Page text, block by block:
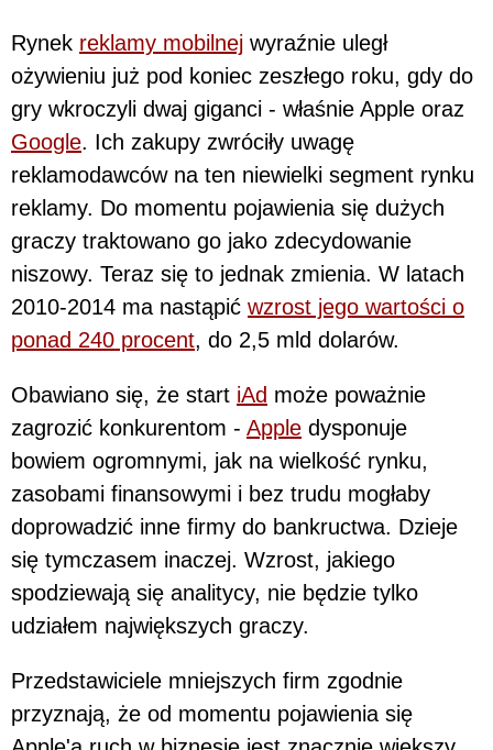
Rynek reklamy mobilnej wyraźnie uległ
ożywieniu już pod koniec zeszłego roku, gdy do
gry wkroczyli dwaj giganci - właśnie Apple oraz
Google. Ich zakupy zwróciły uwagę
reklamodawców na ten niewielki segment rynku
reklamy. Do momentu pojawienia się dużych
graczy traktowano go jako zdecydowanie
niszowy. Teraz się to jednak zmienia. W latach
2010-2014 ma nastąpić wzrost jego wartości o
ponad 240 procent, do 2,5 mld dolarów.
Obawiano się, że start iAd może poważnie
zagrozić konkurentom - Apple dysponuje
bowiem ogromnymi, jak na wielkość rynku,
zasobami finansowymi i bez trudu mogłaby
doprowadzić inne firmy do bankructwa. Dzieje
się tymczasem inaczej. Wzrost, jakiego
spodziewają się analitycy, nie będzie tylko
udziałem największych graczy.
Przedstawiciele mniejszych firm zgodnie
przyznają, że od momentu pojawienia się